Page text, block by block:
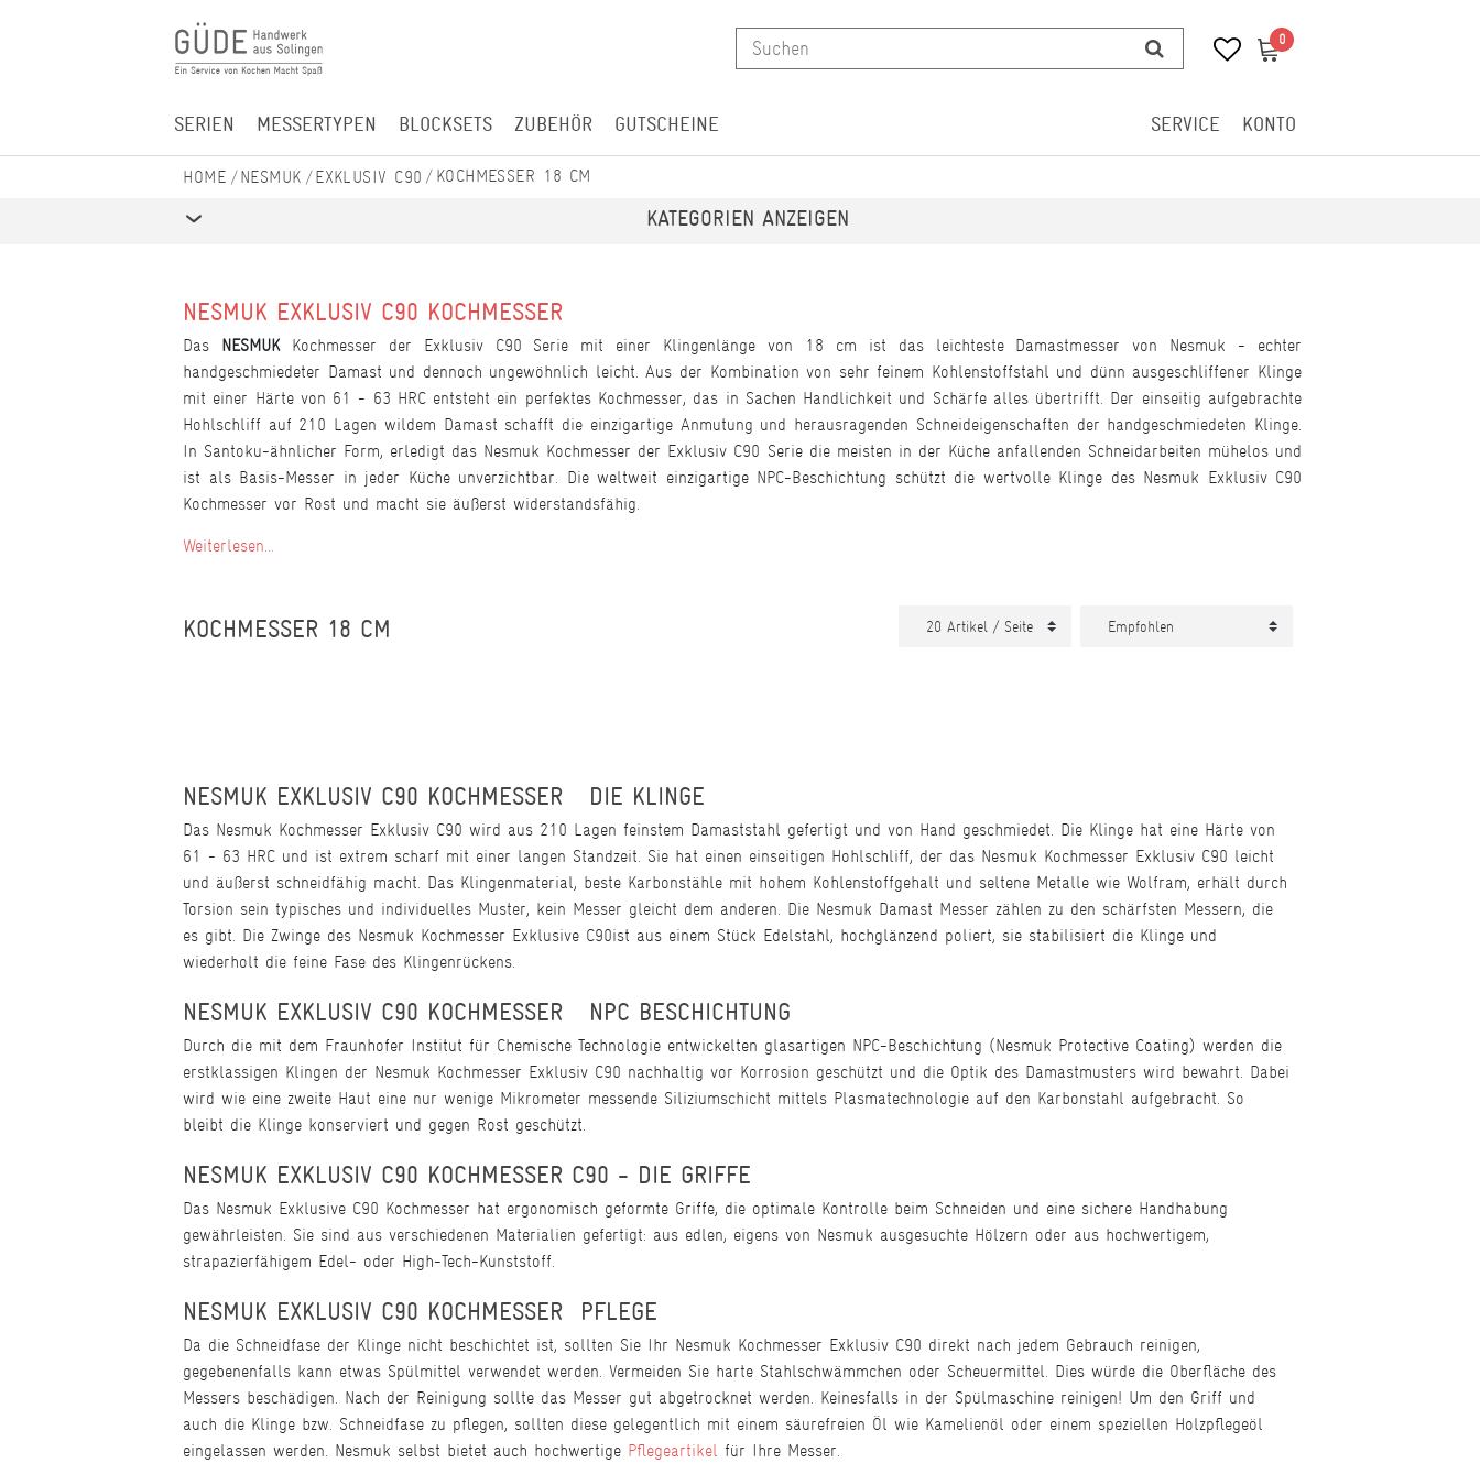
0 0
SERIEN MESSERTYPEN BLOCKSETS ZUBEHÖR GUTSCHEINE SERVICE KONTO
NESMUK EXKLUSIV C90 KOCHMESSER 18 CM
KATEGORIEN ANZEIGEN
NESMUK EXKLUSIV C90 KOCHMESSER
Das NESMUKKochmesser der Exklusiv C90 Serie mit einer Klingenlänge von 18 cm ist das leichteste Damastmesser von Nesmuk - echter
handgeschmiedeter Damast und dennoch ungewöhnlich leicht. Aus der Kombination von sehr feinem Kohlenstoffstahl und dünn ausgeschliffener Klinge
mit einer Härte von 61 - 63 HRC entsteht ein perfektes Kochmesser, das in Sachen Handlichkeit und Schärfe alles übertrifft. Der einseitig aufgebrachte
Hohlschliff auf 210 Lagen wildem Damast schafft die einzigartige Anmutung und herausragenden Schneideigenschaften der handgeschmiedeten Klinge.
In Santoku-ähnlicher Form, erledigt das Nesmuk Kochmesser der Exklusiv C90 Serie die meisten in der Küche anfallenden Schneidarbeiten mühelos und
ist als Basis-Messer in jeder Küche unverzichtbar. Die weltweit einzigartige NPC-Beschichtung schützt die wertvolle Klinge des Nesmuk Exklusiv C90
Kochmesser vor Rost und macht sie äußerst widerstandsfähig.
Weiterlesen...
KOCHMESSER 18 CM
NESMUK EXKLUSIV C90 KOCHMESSER  DIE KLINGE
Das Nesmuk Kochmesser Exklusiv C90 wird aus 210 Lagen feinstem Damaststahl gefertigt und von Hand geschmiedet. Die Klinge hat eine Härte von
61 - 63 HRC und ist extrem scharf mit einer langen Standzeit. Sie hat einen einseitigen Hohlschliff, der das Nesmuk Kochmesser Exklusiv C90 leicht
und äußerst schneidfähig macht. Das Klingenmaterial, beste Karbonstähle mit hohem Kohlenstoffgehalt und seltene Metalle wie Wolfram, erhält durch
Torsion sein typisches und individuelles Muster, kein Messer gleicht dem anderen. Die Nesmuk Damast Messer zählen zu den schärfsten Messern, die
es gibt. Die Zwinge des Nesmuk Kochmesser Exklusive C90ist aus einem Stück Edelstahl, hochglänzend poliert, sie stabilisiert die Klinge und
wiederholt die feine Fase des Klingenrückens.
NESMUK EXKLUSIV C90 KOCHMESSER  NPC BESCHICHTUNG
Durch die mit dem Fraunhofer Institut für Chemische Technologie entwickelten glasartigen NPC-Beschichtung (Nesmuk Protective Coating) werden die
erstklassigen Klingen der Nesmuk Kochmesser Exklusiv C90 nachhaltig vor Korrosion geschützt und die Optik des Damastmusters wird bewahrt. Dabei
wird wie eine zweite Haut eine nur wenige Mikrometer messende Siliziumschicht mittels Plasmatechnologie auf den Karbonstahl aufgebracht. So
bleibt die Klinge konserviert und gegen Rost geschützt.
NESMUK EXKLUSIV C90 KOCHMESSER C90 - DIE GRIFFE
Das Nesmuk Exklusive C90 Kochmesser hat ergonomisch geformte Griffe, die optimale Kontrolle beim Schneiden und eine sichere Handhabung
gewährleisten. Sie sind aus verschiedenen Materialien gefertigt: aus edlen, eigens von Nesmuk ausgesuchte Hölzern oder aus hochwertigem,
strapazierfähigem Edel- oder High-Tech-Kunststoff.
NESMUK EXKLUSIV C90 KOCHMESSER  PFLEGE
Da die Schneidfase der Klinge nicht beschichtet ist, sollten Sie Ihr Nesmuk Kochmesser Exklusiv C90 direkt nach jedem Gebrauch reinigen,
gegebenenfalls kann etwas Spülmittel verwendet werden. Vermeiden Sie harte Stahlschwämmchen oder Scheuermittel. Dies würde die Oberfläche des
Messers beschädigen. Nach der Reinigung sollte das Messer gut abgetrocknet werden. Keinesfalls in der Spülmaschine reinigen! Um den Griff und
auch die Klinge bzw. Schneidfase zu pflegen, sollten diese gelegentlich mit einem säurefreien Öl wie Kamelienöl oder einem speziellen Holzpflegeöl
eingelassen werden. Nesmuk selbst bietet auch hochwertige Pflegeartikel für Ihre Messer.